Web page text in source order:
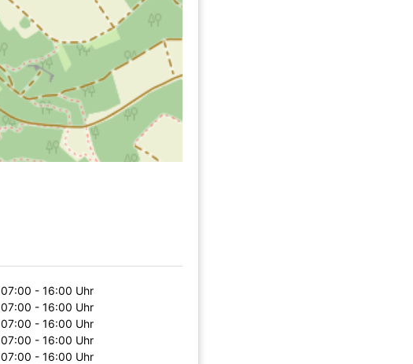
07:00 - 16:00 Uhr
07:00 - 16:00 Uhr
07:00 - 16:00 Uhr
07:00 - 16:00 Uhr
07:00 - 16:00 Uhr